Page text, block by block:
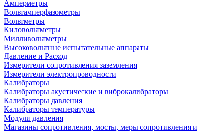
Амперметры
Вольтамперфазометры
Вольтметры
Киловольтметры
Милливольтметры
Высоковольтные испытательные аппараты
Давление и Расход
Измерители сопротивления заземления
Измерители электропроводности
Калибраторы
Калибраторы акустические и виброкалибраторы
Калибраторы давления
Калибраторы температуры
Модули давления
Магазины сопротивления, мосты, меры сопротивления и